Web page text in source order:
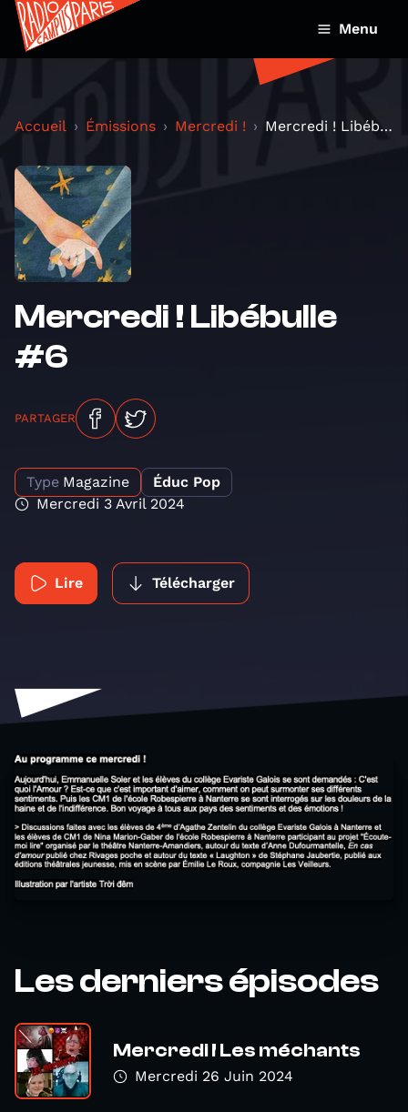
Menu
Accueil Émissions Mercredi ! Mercredi ! Libébulle #6
Mercredi ! Libébulle
#6
PARTAGER
Type Magazine
Éduc Pop
Mercredi 3 Avril 2024
Lire Télécharger
Les derniers épisodes
Mercredi ! Les méchants
Mercredi 26 Juin 2024